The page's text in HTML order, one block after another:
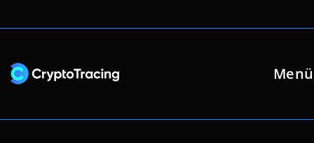
Inhalt
Menü